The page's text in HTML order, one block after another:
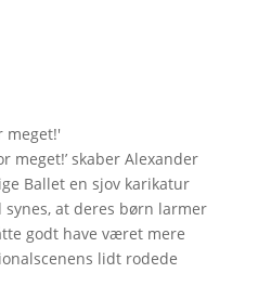
meget!'
meget!’ skaber Alexander
Ballet en sjov karikatur
at deres børn larmer
godt have været mere
lidt rodede